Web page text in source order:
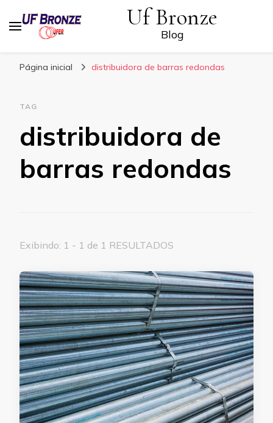
Uf Bronze
Blog
Página inicial distribuidora de barras redondas
TAG
distribuidora de
barras redondas
Exibindo: 1 - 1 de 1 RESULTADOS